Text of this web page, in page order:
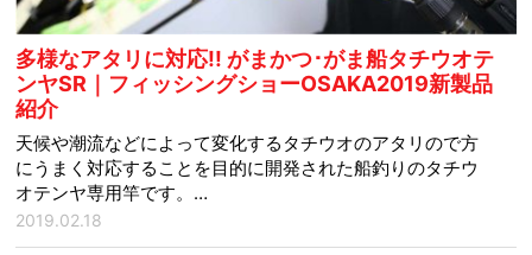
多様なアタリに対応!! がまかつ･がま船タチウオテ
ンヤSR｜フィッシングショーOSAKA2019新製品
紹介
天候や潮流などによって変化するタチウオのアタリので方
にうまく対応することを目的に開発された船釣りのタチウ
オテンヤ専用竿です。…
2019.02.18